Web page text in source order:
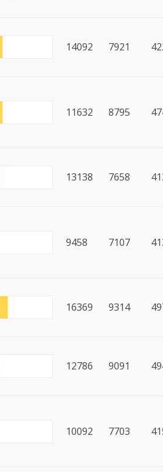
14092 7921
11632 8795
13138 7658
9458 7107
16369 9314
12786 9091
10092 7703